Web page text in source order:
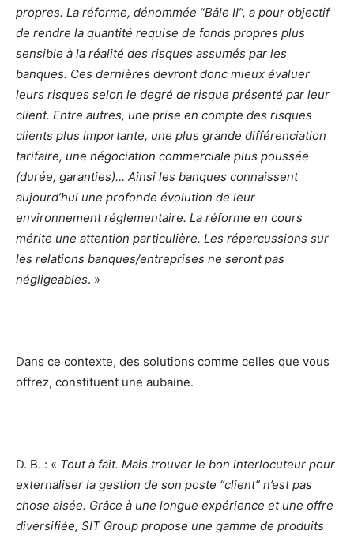
propres. La réforme, dénommée “Bâle II”, a pour objectif
de rendre la quantité requise de fonds propres plus
sensible à la réalité des risques assumés par les
banques. Ces dernières devront donc mieux évaluer
leurs risques selon le degré de risque présenté par leur
client. Entre autres, une prise en compte des risques
clients plus importante, une plus grande différenciation
tarifaire, une négociation commerciale plus poussée
(durée, garanties)… Ainsi les banques connaissent
aujourd’hui une profonde évolution de leur
environnement réglementaire. La réforme en cours
mérite une attention particulière. Les répercussions sur
les relations banques/entreprises ne seront pas
négligeables. »
Dans ce contexte, des solutions comme celles que vous
offrez, constituent une aubaine.
D. B. : « Tout à fait. Mais trouver le bon interlocuteur pour
externaliser la gestion de son poste “client” n’est pas
chose aisée. Grâce à une longue expérience et une offre
diversifiée, SIT Group propose une gamme de produits